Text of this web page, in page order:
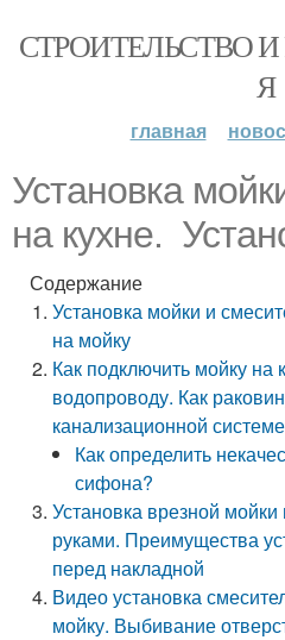
СТРОИТЕЛЬСТВО
Я
главная
Установка
на кухне.
Содержание
Установка мойки и
на мойку
Как подключить мойку на
водопроводу. Как
канализационной
Как определить
сифона?
Установка врезной
руками. Преимущества
перед накладной
Видео установка
мойку. Выбивание